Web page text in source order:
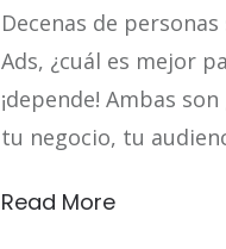
Decenas de
Ads, ¿cuál es mejor
¡depende! Ambas
tu negocio, tu
Read More